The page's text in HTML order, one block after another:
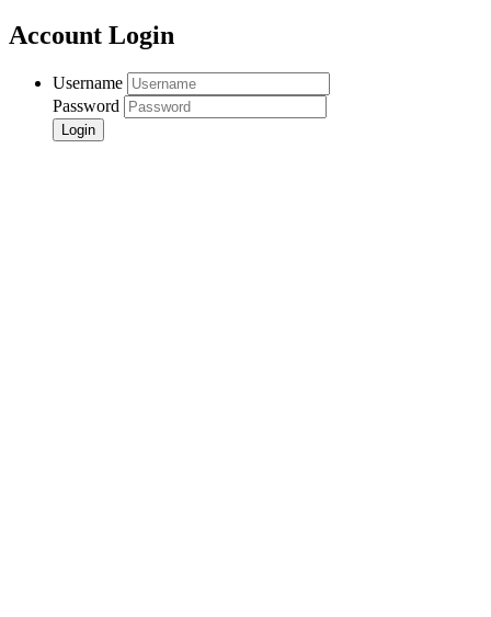
Account Login
Username
Password